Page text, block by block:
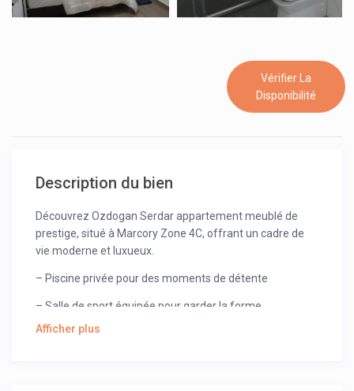
Vérifier La
Disponibilité
Description du bien
Découvrez Ozdogan Serdar appartement meublé de
prestige, situé à Marcory Zone 4C, offrant un cadre de
vie moderne et luxueux.
– Piscine privée pour des moments de détente
– Salle de sport équipée pour garder la forme
– Un intérieur spacieux, élégant, et entièrement meublé
Afficher plus